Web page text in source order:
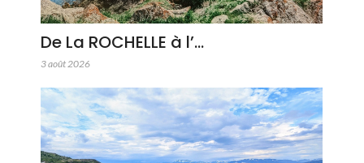
De La ROCHELLE à l’…
3 août 2026